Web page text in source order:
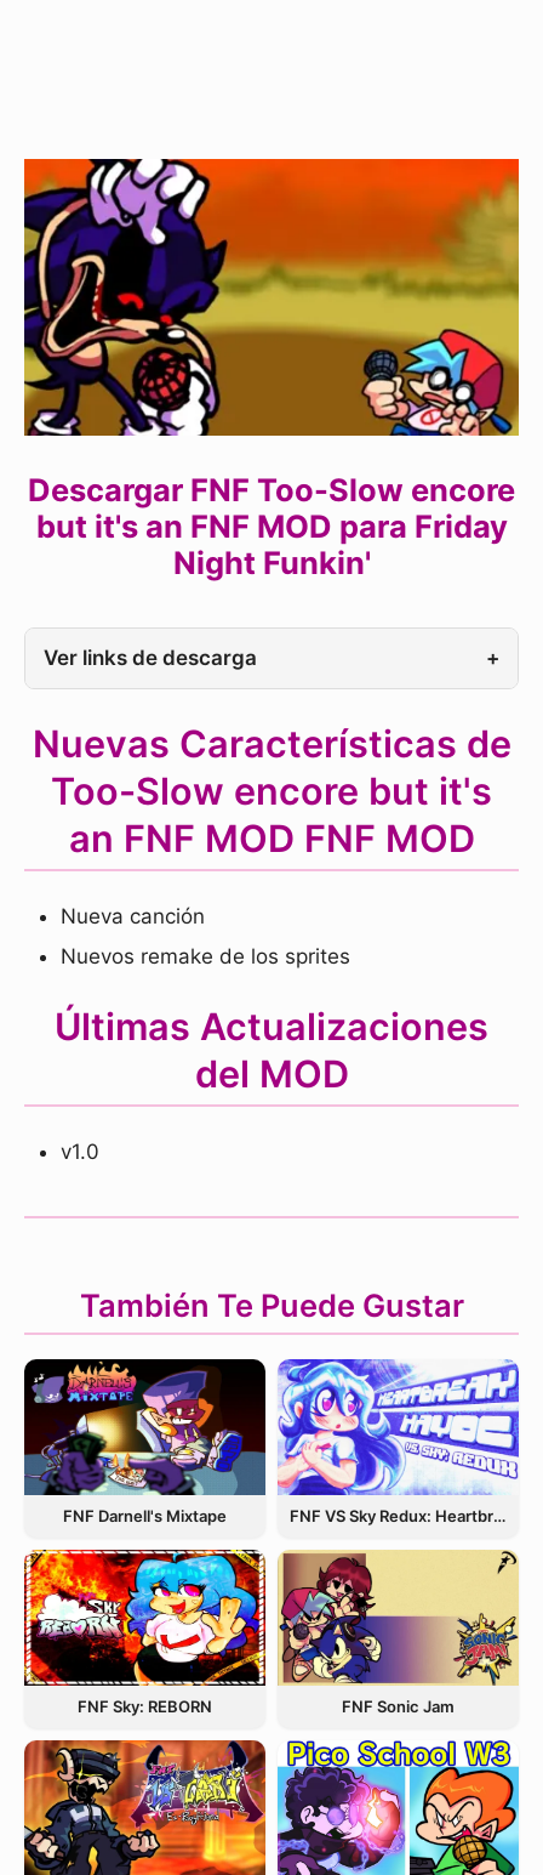
Descargar FNF Too-Slow encore
but it's an FNF MOD para Friday
Night Funkin'
Ver links de descarga +
Nuevas Características de
Too-Slow encore but it's
an FNF MOD FNF MOD
Nueva canción
Nuevos remake de los sprites
Últimas Actualizaciones
del MOD
v1.0
También Te Puede Gustar
FNF Darnell's Mixtape FNF VS Sky Redux: Heartbreak Havoc
FNF Sky: REBORN FNF Sonic Jam